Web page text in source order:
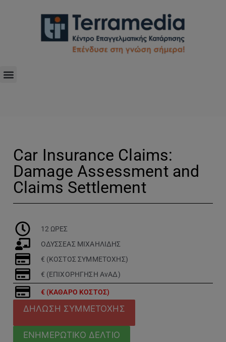
Car Insurance Claims:
Damage Assessment and
Claims Settlement
12 ΩΡΕΣ
ΟΔΥΣΣΕΑΣ ΜΙΧΑΗΛΙΔΗΣ
€ (ΚΟΣΤΟΣ ΣΥΜΜΕΤΟΧΗΣ)
€ (ΕΠΙΧΟΡΗΓΗΣΗ ΑνΑΔ)
€ (ΚΑΘΑΡΟ ΚΟΣΤΟΣ)
ΔΗΛΩΣΗ ΣΥΜΜΕΤΟΧΗΣ
ΕΝΗΜΕΡΩΤΙΚΟ ΔΕΛΤΙΟ